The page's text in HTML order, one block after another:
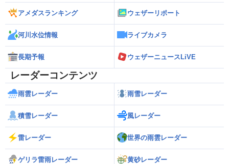
アメダスランキング ウェザーリポート
河川水位情報 ライブカメラ
長期予報 ウェザーニュースLiVE
レーダーコンテンツ
雨雲レーダー 雨雪レーダー
積雪レーダー 風レーダー
雷レーダー 世界の雨雲レーダー
ゲリラ雷雨レーダー 黄砂レーダー